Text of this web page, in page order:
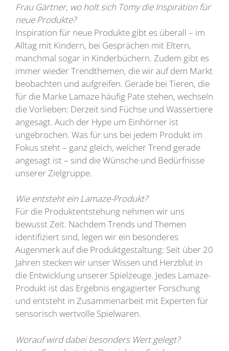
Frau Gärtner, wo holt sich Tomy die Inspiration für
neue Produkte?
Inspiration für neue Produkte gibt es überall – im
Alltag mit Kindern, bei Gesprächen mit Eltern,
manchmal sogar in Kinderbüchern. Zudem gibt es
immer wieder Trendthemen, die wir auf dem Markt
beobachten und aufgreifen. Gerade bei Tieren, die
für die Marke Lamaze häufig Pate stehen, wechseln
die Vorlieben: Derzeit sind Füchse und Wassertiere
angesagt. Auch der Hype um Einhörner ist
ungebrochen. Was für uns bei jedem Produkt im
Fokus steht – ganz gleich, welcher Trend gerade
angesagt ist – sind die Wünsche und Bedürfnisse
unserer Zielgruppe.
Wie entsteht ein Lamaze-Produkt?
Für die Produktentstehung nehmen wir uns
bewusst Zeit. Nachdem Trends und Themen
identifiziert sind, legen wir ein besonderes
Augenmerk auf die Produktgestaltung: Seit über 20
Jahren stecken wir unser Wissen und Herzblut in
die Entwicklung unserer Spielzeuge. Jedes Lamaze-
Produkt ist das Ergebnis engagierter Forschung
und entsteht in Zusammenarbeit mit Experten für
sensorisch wertvolle Spielwaren.
Worauf wird dabei besonders Wert gelegt?